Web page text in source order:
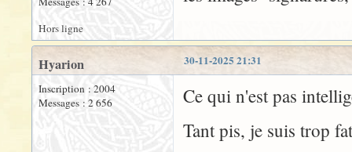
Hors ligne
30-11-2025 21:31
Hyarion
Inscription : 2004
Messages : 2 656
Ce qui n'est pas
Tant pis, je suis trop